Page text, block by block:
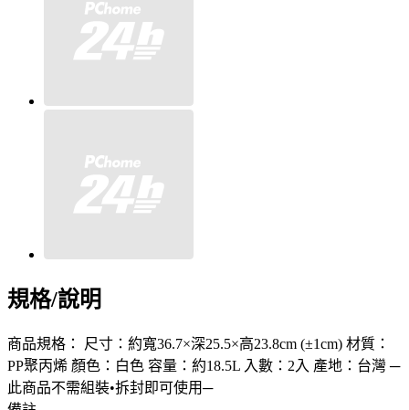
規格/說明
商品規格： 尺寸：約寬36.7×深25.5×高23.8cm (±1cm) 材質：
PP聚丙烯 顏色：白色 容量：約18.5L 入數：2入 產地：台灣 ─
此商品不需組裝•拆封即可使用─